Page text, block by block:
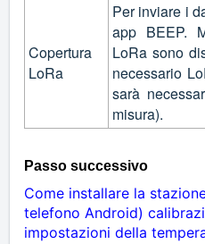
Copertura
LoRa
Per inviare i
app BEEP.
LoRa sono
necessario
sarà
misura).
Passo successivo
Come installare la
telefono Android)
impostazioni della